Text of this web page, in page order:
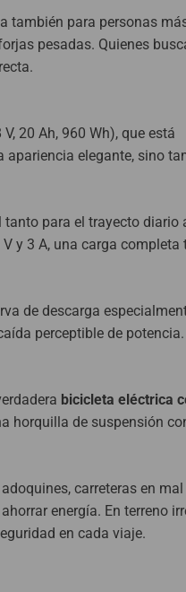
también para personas
pesadas. Quienes
20 Ah, 960 Wh), que está
elegante, sino
para el trayecto diario
y 3 A, una carga completa
de descarga
perceptible de potencia.
bicicleta eléctrica
horquilla de suspensión
carreteras en
energía. En terreno
en cada viaje.